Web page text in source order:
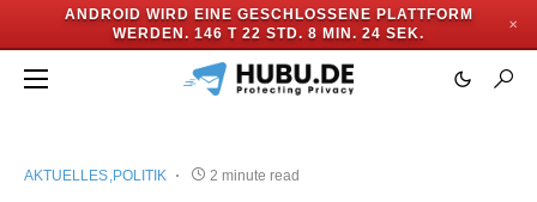
ANDROID WIRD EINE GESCHLOSSENE PLATTFORM
WERDEN. 146 T 22 STD. 8 MIN. 23 SEK.
✕
AKTUELLES POLITIK 2 minute read